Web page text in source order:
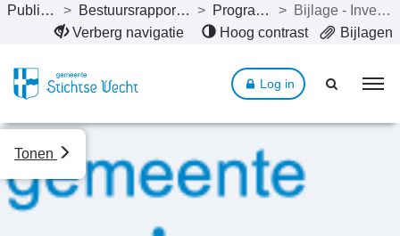
Naar hoofdinhoud
Publicaties > Bestuursrapportage 2021 > Programma’s >
Bijlage - Investeringen
Verberg navigatie
Hoog contrast Bijlagen
Log in
Tonen